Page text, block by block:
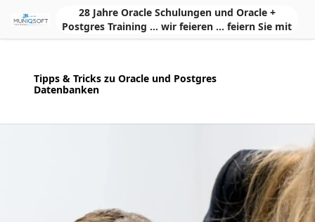
Skip to Main Content28 Jahre Oracle Schulungen und Oracle +
Postgres Training ... wir feieren ... feiern Sie mit
Tipps & Tricks zu Oracle und Postgres
Datenbanken